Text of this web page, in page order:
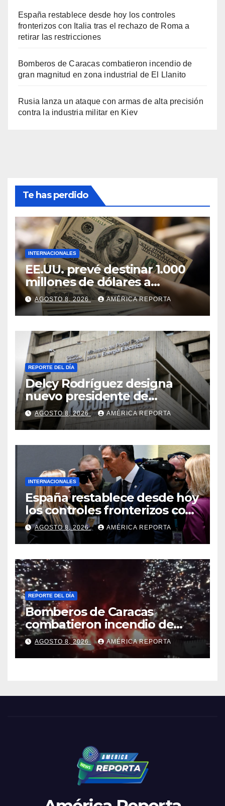
España restablece desde hoy los controles
fronterizos con Italia tras el rechazo de Roma a
retirar las restricciones
Bomberos de Caracas combatieron incendio de
gran magnitud en zona industrial de El Llanito
Rusia lanza un ataque con armas de alta precisión
contra la industria militar en Kiev
Te has perdido
INTERNACIONALES
EE.UU. prevé destinar 1.000
millones de dólares a
Colombia para un paquete
de seguridad
AGOSTO 8, 2026 AMÉRICA REPORTA
REPORTE DEL DÍA
Delcy Rodríguez designa
nuevo presidente de
Corpoelec y nuevo
viceministro de Servicios
Eléctricos
AGOSTO 8, 2026 AMÉRICA REPORTA
INTERNACIONALES
España restablece desde hoy
los controles fronterizos con
Italia tras el rechazo de Roma
a retirar las restricciones
AGOSTO 8, 2026 AMÉRICA REPORTA
REPORTE DEL DÍA
Bomberos de Caracas
combatieron incendio de
gran magnitud en zona
industrial de El Llanito
AGOSTO 8, 2026 AMÉRICA REPORTA